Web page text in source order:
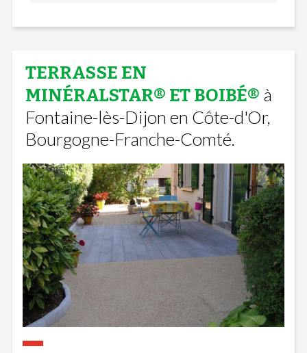
TERRASSE EN
MINÉRALSTAR® ET BOIBÉ® à
Fontaine-lès-Dijon en Côte-d'Or,
Bourgogne-Franche-Comté.